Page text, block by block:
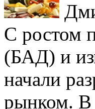
С ростом
(БАД) и
начали
рынком. В